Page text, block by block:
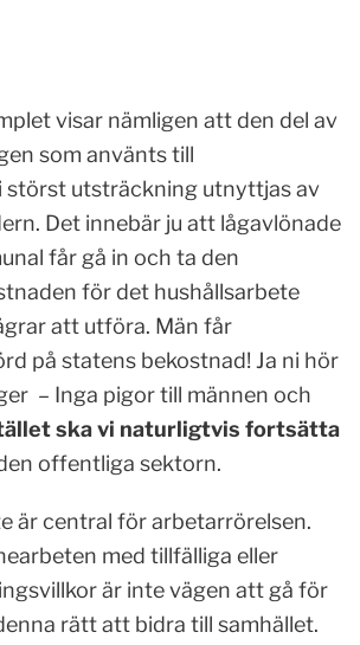
visar nämligen att den del av
som använts till
störst utsträckning utnyttjas av
Det innebär ju att lågavlönade
får gå in och ta den
för det hushållsarbete
att utföra. Män får
på statens bekostnad! Ja ni hör
– Inga pigor till männen och
ska vi naturligtvis fortsätta
offentliga sektorn.
är central för arbetarrörelsen.
med tillfälliga eller
är inte vägen att gå för
rätt att bidra till samhället.